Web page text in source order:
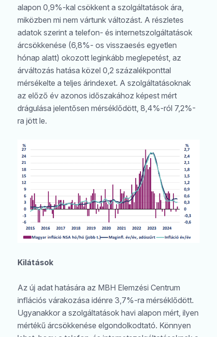
alapon 0,9%-kal csökkent a szolgáltatások ára,
miközben mi nem vártunk változást. A részletes
adatok szerint a telefon- és internetszolgáltatások
árcsökkenése (6,8%- os visszaesés egyetlen
hónap alatt) okozott leginkább meglepetést, az
árváltozás hatása közel 0,2 százalékponttal
mérsékelte a teljes árindexet. A szolgáltatásoknak
az előző év azonos időszakához képest mért
drágulása jelentősen mérséklődött, 8,4%-ról 7,2%-
ra jött le.
Kilátások
Az új adat hatására az MBH Elemzési Centrum
inflációs várakozása idénre 3,7%-ra mérséklődött.
Ugyanakkor a szolgáltatások havi alapon mért, ilyen
mértékű árcsökkenése elgondolkodtató. Könnyen
Keresés